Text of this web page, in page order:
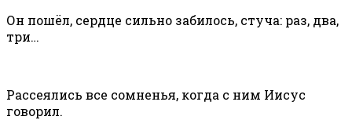
Он пошёл, сердце сильно забилось, стуча: раз, два,
три…
Рассеялись все сомненья, когда с ним Иисус
говорил.